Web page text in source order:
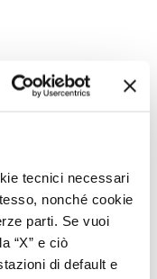
tecnici necessari
nonché cookie
parti. Se vuoi
“X” e ciò
di default e
Die Uhr ist
internationalen
außerdem schnell.
die Lieferung nicht
Seiko-Händler
Schutzfolien am
nicht der